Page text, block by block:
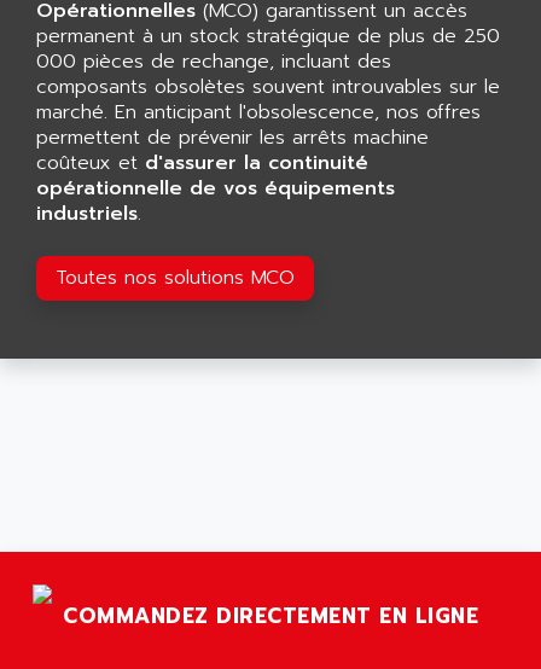
SMART TOUCH
GP 70 SERIE
PROVIT 5000
S4-S4C
SIAX
FESTO ELECTRONIC
PCS095
TOUCHVIEW
RJ2
SLC 500
AFAG
AFDI
AFP PRODEL
AG ASSOCIATES
AGASTAT
AGDE
AGE POWERBLOCK
AGETEM
AGI
AGTATAC
AGUT
Opérationnelles (MCO) garantissent un accès
permanent à un stock stratégique de plus de 250
000 pièces de rechange, incluant des
composants obsolètes souvent introuvables sur le
marché. En anticipant l'obsolescence, nos offres
permettent de prévenir les arrêts machine
coûteux et d'assurer la continuité
opérationnelle de vos équipements
industriels.
Toutes nos solutions MCO
COMMANDEZ DIRECTEMENT EN LIGNE